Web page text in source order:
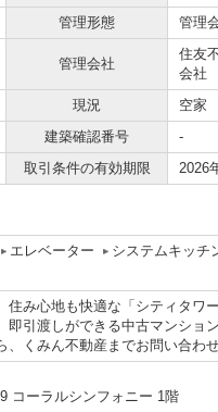
管理形態 管理
管理会社
住友
会社
現況
空家
建築確認番号
-
取引条件の有効期限 2026
エレベーター システムキッチ
住み心地も快適な「シティタワ
即引渡しができる中古マンショ
くみん不動産までお問い合わせ
コーラルシンフォニー 1階